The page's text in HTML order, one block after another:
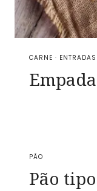
CARNE · ENTRADAS
PÃO
Pão